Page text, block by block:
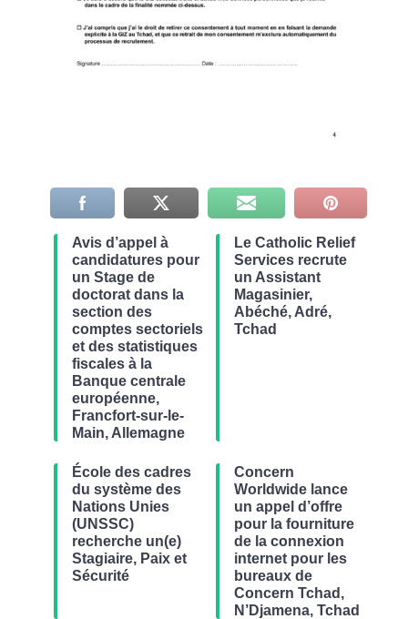
Avis d’appel à
candidatures pour
un Stage de
doctorat dans la
section des
comptes sectoriels
et des statistiques
fiscales à la
Banque centrale
européenne,
Francfort-sur-le-
Main, Allemagne
Le Catholic Relief
Services recrute
un Assistant
Magasinier,
Abéché, Adré,
Tchad
École des cadres
du système des
Nations Unies
(UNSSC)
recherche un(e)
Stagiaire, Paix et
Sécurité
Concern
Worldwide lance
un appel d’offre
pour la fourniture
de la connexion
internet pour les
bureaux de
Concern Tchad,
N’Djamena, Tchad